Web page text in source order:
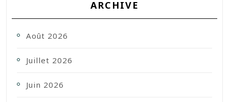
ARCHIVE
Août 2026
Juillet 2026
Juin 2026